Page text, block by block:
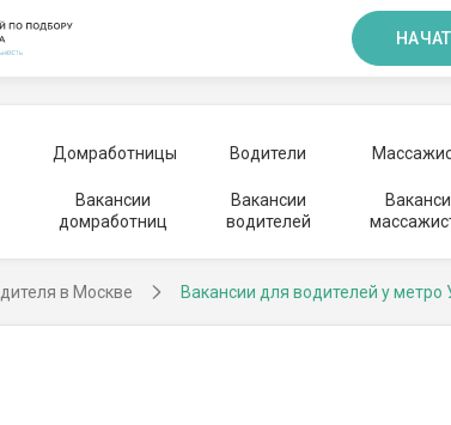
Домработницы Водители
Вакансии
домработниц
Вакансии
водителей
в Москве Вакансии для водителей у метро